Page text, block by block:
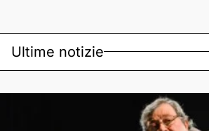
Ultime notizie